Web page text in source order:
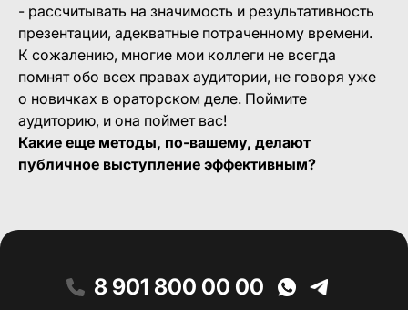
- рассчитывать на значимость и результативность
презентации, адекватные потраченному времени.
К сожалению, многие мои коллеги не всегда
помнят обо всех правах аудитории, не говоря уже
о новичках в ораторском деле. Поймите
аудиторию, и она поймет вас!
Какие еще методы, по-вашему, делают
публичное выступление эффективным?
8 901 800 00 00